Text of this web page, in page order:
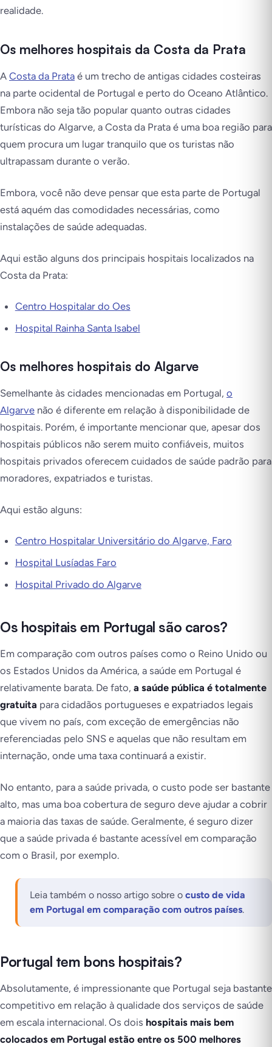
realidade.
Os melhores hospitais da Costa da Prata
A Costa da Prata é um trecho de antigas cidades costeiras
na parte ocidental de Portugal e perto do Oceano Atlântico.
Embora não seja tão popular quanto outras cidades
turísticas do Algarve, a Costa da Prata é uma boa região para
quem procura um lugar tranquilo que os turistas não
ultrapassam durante o verão.
Embora, você não deve pensar que esta parte de Portugal
está aquém das comodidades necessárias, como
instalações de saúde adequadas.
Aqui estão alguns dos principais hospitais localizados na
Costa da Prata:
Centro Hospitalar do Oes
Hospital Rainha Santa Isabel
Os melhores hospitais do Algarve
Semelhante às cidades mencionadas em Portugal, o
Algarve não é diferente em relação à disponibilidade de
hospitais. Porém, é importante mencionar que, apesar dos
hospitais públicos não serem muito confiáveis, muitos
hospitais privados oferecem cuidados de saúde padrão para
moradores, expatriados e turistas.
Aqui estão alguns:
Centro Hospitalar Universitário do Algarve, Faro
Hospital Lusíadas Faro
Hospital Privado do Algarve
Os hospitais em Portugal são caros?
Em comparação com outros países como o Reino Unido ou
os Estados Unidos da América, a saúde em Portugal é
relativamente barata. De fato, a saúde pública é totalmente
gratuita para cidadãos portugueses e expatriados legais
que vivem no país, com exceção de emergências não
referenciadas pelo SNS e aquelas que não resultam em
internação, onde uma taxa continuará a existir.
No entanto, para a saúde privada, o custo pode ser bastante
alto, mas uma boa cobertura de seguro deve ajudar a cobrir
a maioria das taxas de saúde. Geralmente, é seguro dizer
que a saúde privada é bastante acessível em comparação
com o Brasil, por exemplo.
Leia também o nosso artigo sobre o custo de vida
em Portugal em comparação com outros países.
Portugal tem bons hospitais?
Absolutamente, é impressionante que Portugal seja bastante
competitivo em relação à qualidade dos serviços de saúde
em escala internacional. Os dois hospitais mais bem
colocados em Portugal estão entre os 500 melhores